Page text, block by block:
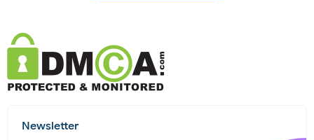
Newsletter